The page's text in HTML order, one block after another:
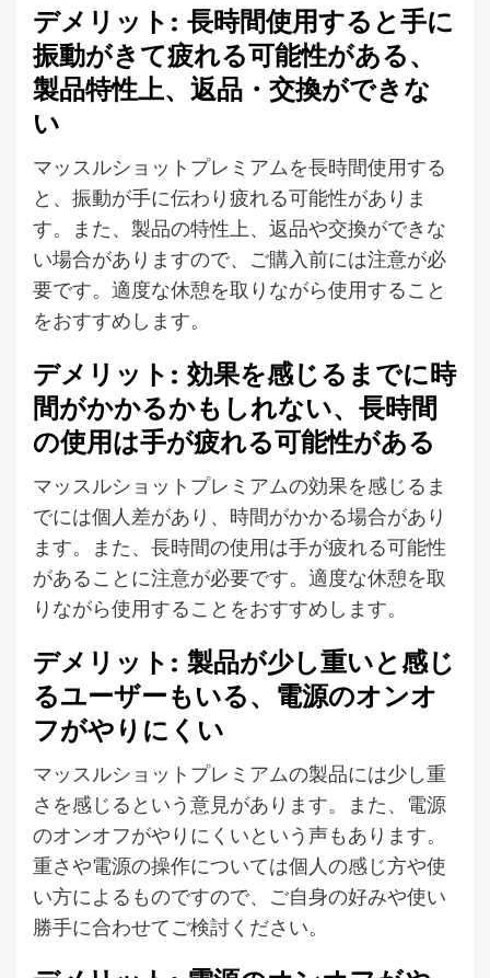
デメリット: 長時間使用すると手に
振動がきて疲れる可能性がある、
製品特性上、返品・交換ができな
い
マッスルショットプレミアムを長時間使用する
と、振動が手に伝わり疲れる可能性がありま
す。また、製品の特性上、返品や交換ができな
い場合がありますので、ご購入前には注意が必
要です。適度な休憩を取りながら使用すること
をおすすめします。
デメリット: 効果を感じるまでに時
間がかかるかもしれない、長時間
の使用は手が疲れる可能性がある
マッスルショットプレミアムの効果を感じるま
でには個人差があり、時間がかかる場合があり
ます。また、長時間の使用は手が疲れる可能性
があることに注意が必要です。適度な休憩を取
りながら使用することをおすすめします。
デメリット: 製品が少し重いと感じ
るユーザーもいる、電源のオンオ
フがやりにくい
マッスルショットプレミアムの製品には少し重
さを感じるという意見があります。また、電源
のオンオフがやりにくいという声もあります。
重さや電源の操作については個人の感じ方や使
い方によるものですので、ご自身の好みや使い
勝手に合わせてご検討ください。